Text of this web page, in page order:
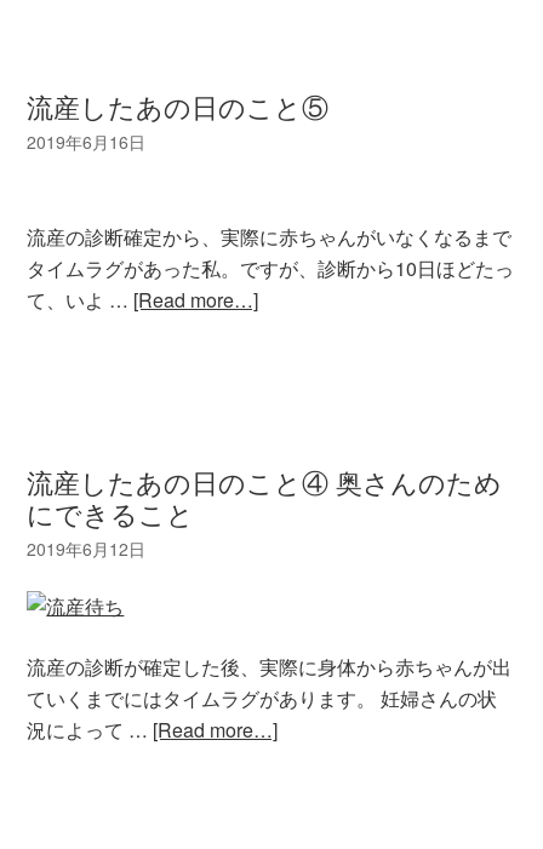
流産したあの日のこと⑤
流産の診断確定から、実際に赤ちゃんがいなくなるまで
タイムラグがあった私。ですが、診断から10日ほどたっ
て、いよ … [Read more…]
流産したあの日のこと④ 奥さんのため
にできること
流産の診断が確定した後、実際に身体から赤ちゃんが出
ていくまでにはタイムラグがあります。 妊婦さんの状
況によって … [Read more…]